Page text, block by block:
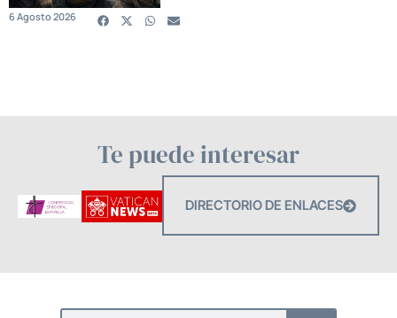
6 Agosto 2026
Te puede interesar
DIRECTORIO DE ENLACES